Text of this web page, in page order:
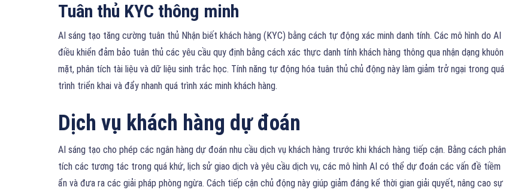
Tuân thủ KYC thông minh
AI sáng tạo tăng cường tuân thủ Nhận biết khách hàng (KYC) bằng cách tự động xác minh danh tính. Các mô hình do AI
điều khiển đảm bảo tuân thủ các yêu cầu quy định bằng cách xác thực danh tính khách hàng thông qua nhận dạng khuôn
mặt, phân tích tài liệu và dữ liệu sinh trắc học. Tính năng tự động hóa tuân thủ chủ động này làm giảm trở ngại trong quá
trình triển khai và đẩy nhanh quá trình xác minh khách hàng.
Dịch vụ khách hàng dự đoán
AI sáng tạo cho phép các ngân hàng dự đoán nhu cầu dịch vụ khách hàng trước khi khách hàng tiếp cận. Bằng cách phân
tích các tương tác trong quá khứ, lịch sử giao dịch và yêu cầu dịch vụ, các mô hình AI có thể dự đoán các vấn đề tiềm
ẩn và đưa ra các giải pháp phòng ngừa. Cách tiếp cận chủ động này giúp giảm đáng kể thời gian giải quyết, nâng cao sự